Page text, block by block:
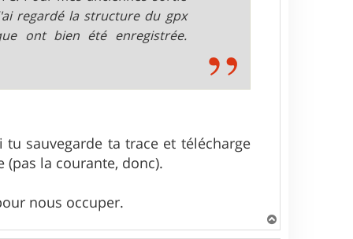
regardé la structure du gpx
ont bien été enregistrée.
sauvegarde ta trace et télécharge
(pas la courante, donc).
nous occuper.
a